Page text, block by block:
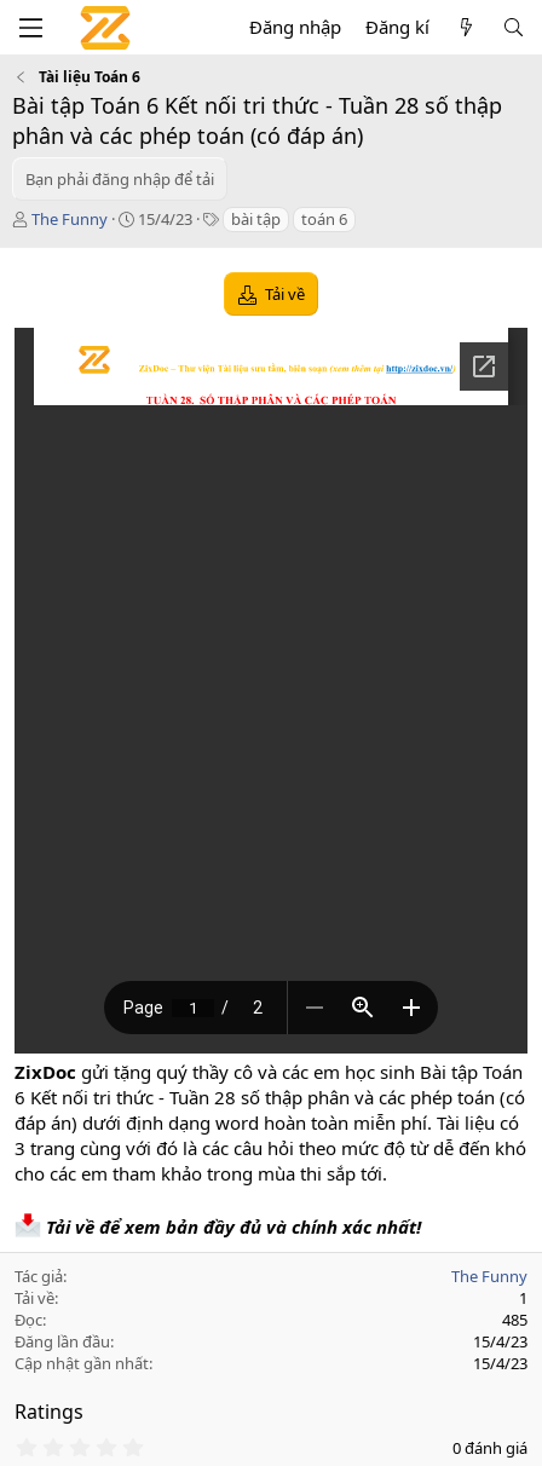
Đăng nhập Đăng kí
Tài liệu Toán 6
Bài tập Toán 6 Kết nối tri thức - Tuần 28 số thập
phân và các phép toán (có đáp án)
Bạn phải đăng nhập để tải
T
ả
The Funny
C
n
15/4/23
T
s
bài tập toán 6
Tải về
ZixDoc gửi tặng quý thầy cô và các em học sinh Bài tập Toán
6 Kết nối tri thức - Tuần 28 số thập phân và các phép toán (có
đáp án) dưới định dạng word hoàn toàn miễn phí. Tài liệu có
3 trang cùng với đó là các câu hỏi theo mức độ từ dễ đến khó
cho các em tham khảo trong mùa thi sắp tới.
Tải về để xem bản đầy đủ và chính xác nhất!
Tác giả
The Funny
Tải về
1
Đọc
485
Đăng lần đầu
15/4/23
Cập nhật gần nhất
15/4/23
Ratings
0 đánh giá